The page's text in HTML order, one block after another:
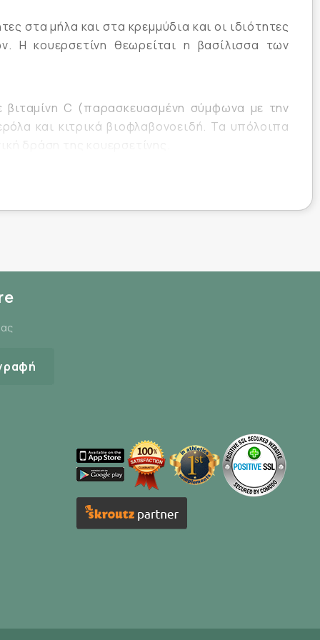
στα μήλα και στα κρεμμύδια και οι ιδιότητες
Η κουερσετίνη θεωρείται η βασίλισσα των
C (παρασκευασμένη σύμφωνα με την
και κιτρικά βιοφλαβονοειδή. Τα υπόλοιπα
δράση της κουερσετίνης.